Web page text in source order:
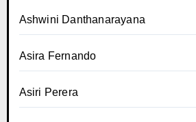
Ashwini Danthanarayana
Asira Fernando
Asiri Perera